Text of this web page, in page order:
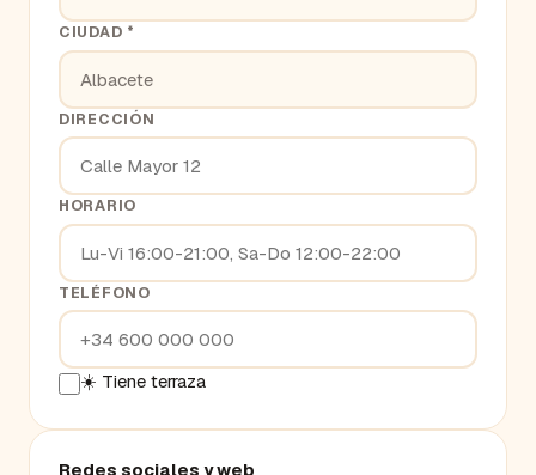
CIUDAD *
DIRECCIÓN
HORARIO
TELÉFONO
☀️ Tiene terraza